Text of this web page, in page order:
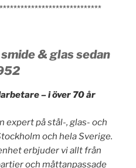
& glas sedan
– i över 70 år
expert på stål-, glas- och
och hela Sverige.
erbjuder vi allt från
och måttanpassade